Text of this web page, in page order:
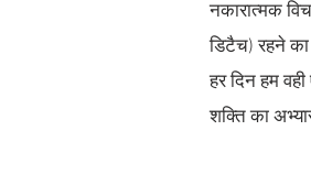
नकारात्मक
डिटैच) रहने
हर दिन हम
शक्ति का